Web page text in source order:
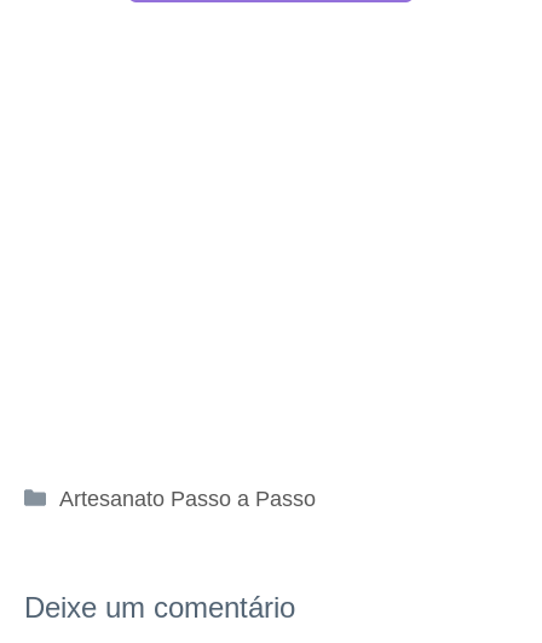
Categorias
Artesanato Passo a Passo
Deixe um comentário